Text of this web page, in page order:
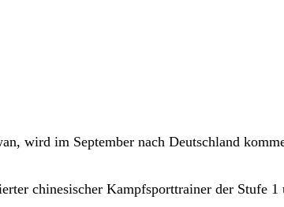
wird im September nach Deutschland
chinesischer Kampfsporttrainer der Stufe 1